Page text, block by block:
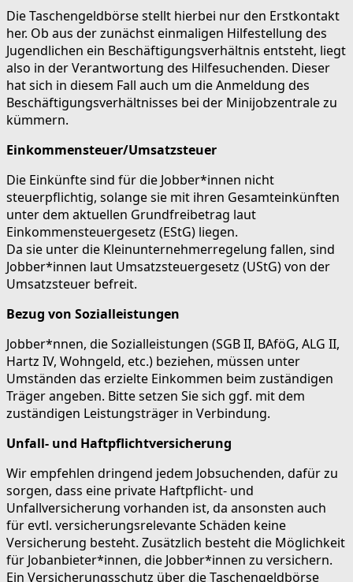
Die Taschengeldbörse stellt hierbei nur den Erstkontakt
her. Ob aus der zunächst einmaligen Hilfestellung des
Jugendlichen ein Beschäftigungsverhältnis entsteht, liegt
also in der Verantwortung des Hilfesuchenden. Dieser
hat sich in diesem Fall auch um die Anmeldung des
Beschäftigungsverhältnisses bei der Minijobzentrale zu
kümmern.
Einkommensteuer/Umsatzsteuer
Die Einkünfte sind für die Jobber*innen nicht
steuerpflichtig, solange sie mit ihren Gesamteinkünften
unter dem aktuellen Grundfreibetrag laut
Einkommensteuergesetz (EStG) liegen.
Da sie unter die Kleinunternehmerregelung fallen, sind
Jobber*innen laut Umsatzsteuergesetz (UStG) von der
Umsatzsteuer befreit.
Bezug von Sozialleistungen
Jobber*nnen, die Sozialleistungen (SGB II, BAföG, ALG II,
Hartz IV, Wohngeld, etc.) beziehen, müssen unter
Umständen das erzielte Einkommen beim zuständigen
Träger angeben. Bitte setzen Sie sich ggf. mit dem
zuständigen Leistungsträger in Verbindung.
Unfall- und Haftpflichtversicherung
Wir empfehlen dringend jedem Jobsuchenden, dafür zu
sorgen, dass eine private Haftpflicht- und
Unfallversicherung vorhanden ist, da ansonsten auch
für evtl. versicherungsrelevante Schäden keine
Versicherung besteht. Zusätzlich besteht die Möglichkeit
für Jobanbieter*innen, die Jobber*innen zu versichern.
Ein Versicherungsschutz über die Taschengeldbörse